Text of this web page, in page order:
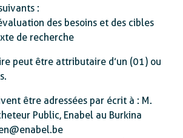
:
des besoins et des cibles
de recherche
peut être attributaire d’un (01) ou
être adressées par écrit à : M.
Public, Enabel au Burkina